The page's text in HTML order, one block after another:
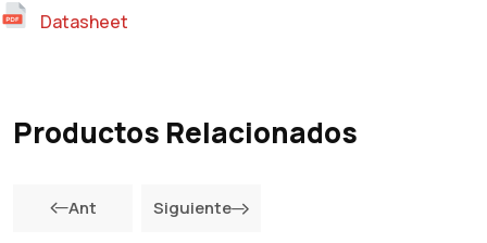
Datasheet
Productos Relacionados
Ant Siguiente